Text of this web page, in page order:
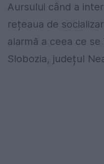
Aursului când a
rețeaua de
alarmă a ceea ce
Slobozia, județul